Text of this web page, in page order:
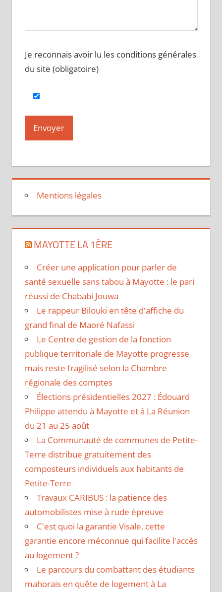
Je reconnais avoir lu les conditions générales
du site (obligatoire)
Mentions légales
MAYOTTE LA 1ÈRE
Créer une application pour parler de
santé sexuelle sans tabou à Mayotte : le pari
réussi de Chababi Jouwa
Le rappeur Bilouki en tête d'affiche du
grand final de Maoré Nafassi
Le Centre de gestion de la fonction
publique territoriale de Mayotte progresse
mais reste fragilisé selon la Chambre
régionale des comptes
Élections présidentielles 2027 : Édouard
Philippe attendu à Mayotte et à La Réunion
du 21 au 25 août
La Communauté de communes de Petite-
Terre distribue gratuitement des
composteurs individuels aux habitants de
Petite-Terre
Travaux CARIBUS : la patience des
automobilistes mise à rude épreuve
C'est quoi la garantie Visale, cette
garantie encore méconnue qui facilite l'accès
au logement ?
Le parcours du combattant des étudiants
mahorais en quête de logement à La